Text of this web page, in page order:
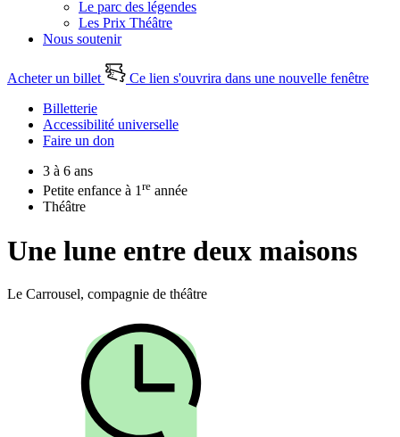
Le parc des légendes
Les Prix Théâtre
Nous soutenir
Acheter un billet
Ce lien s'ouvrira dans une nouvelle fenêtre
Billetterie
Accessibilité universelle
Faire un don
3 à 6 ans
Petite enfance à 1 re année
Théâtre
Une lune entre deux maisons
Le Carrousel, compagnie de théâtre